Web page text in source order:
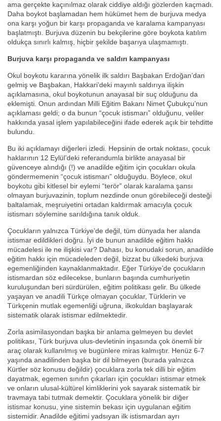
ama gerçekte kaçınılmaz olarak ciddiye aldığı gözlerden kaçmadı.
Daha boykot başlamadan hem hükümet hem de burjuva medya
ona karşı yoğun bir karşı propaganda ve karalama kampanyası
başlatmıştı. Burjuva düzenin bu bekçilerine göre boykota katılım
oldukça sınırlı kalmış, hiçbir şekilde başarıya ulaşmamıştı.
Burjuva karşı propaganda ve saldırı kampanyası
Okul boykotu kararına yönelik ilk saldırı Başbakan Erdoğan’dan
gelmiş ve Başbakan, Hakkari’deki mayınlı saldırıya ilişkin
açıklamasına, okul boykotunun anayasal bir suç olduğunu da
eklemişti. Onun ardından Milli Eğitim Bakanı Nimet Çubukçu’nun
açıklaması geldi; o da bunun “çocuk istismarı” olduğunu, veliler
hakkında yasal işlem yapılabileceğini ifade ederek açık bir tehditte
bulundu.
Bu iki açıklamayı diğerleri izledi. Hepsinin de ortak noktası, çocuk
haklarının 12 Eylül’deki referandumla birlikte anayasal bir
güvenceye alındığı (!) ve anadilde eğitim için çocukları okula
göndermemenin “çocuk istismarı” olduğuydu. Böylece, okul
boykotu gibi kitlesel bir eylemi “terör” olarak karalama şansı
olmayan burjuvazinin, toplum nezdinde onun görebileceği desteği
baltalamak, meşruiyetini ortadan kaldırmak amacıyla çocuk
istismarı söylemine sarıldığına tanık olduk.
Çocukların yalnızca Türkiye’de değil, tüm dünyada her alanda
istismar edildikleri doğru. İyi de bunun anadilde eğitim hakkı
mücadelesi ile ne ilişkisi var? Dahası, bu konudaki sorun, anadilde
eğitim hakkı için mücadeleden değil, bizzat bu ülkedeki burjuva
egemenliğinden kaynaklanmaktadır. Eğer Türkiye’de çocukların
istismardan söz edilecekse, bunların başında cumhuriyetin
kuruluşundan beri sürdürülen, eğitim politikası gelir. Bu ülkede
yaşayan ve anadili Türkçe olmayan çocuklar, Türklerin ve
Türkçenin mutlak egemenliği uğruna, ilkokuldan başlayarak
sistematik olarak istismar edilmektedir.
Zorla asimilasyondan başka bir anlama gelmeyen bu devlet
politikası, Türk burjuva ulus-devletinin inşasında çok önemli bir
araç olarak kullanılmış ve bugünlere miras kalmıştır. Henüz 6-7
yaşında anadilinden başka bir dil bilmeyen (burada yalnızca
Kürtler söz konusu değildir) çocuklara zorla tek dilli bir eğitim
dayatmak, egemen sınıfın çıkarları için çocukları istismar etmek
ve onların ulusal-kültürel kimliklerini yok sayarak sistematik bir
travmaya tabi tutmak demektir. Çocuklara yönelik bir diğer
istismar konusu, yine sistemin bekası için uygulanan eğitim
sistemidir. Anadilde eğitimi yadsıyan ilk istismardan ayrı